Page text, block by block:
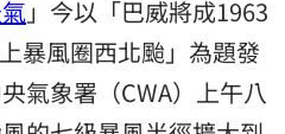
」今以「巴威將成1963
暴風圈西北颱」為題發
氣象署（CWA）上午八